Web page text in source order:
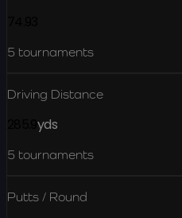
5 tournaments
Driving Distance
yds
5 tournaments
Putts / Round